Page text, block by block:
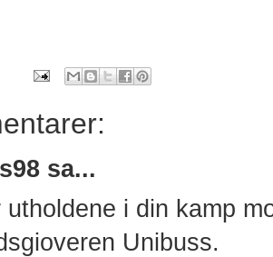
sa...
utholdene i din kamp
Unibuss.